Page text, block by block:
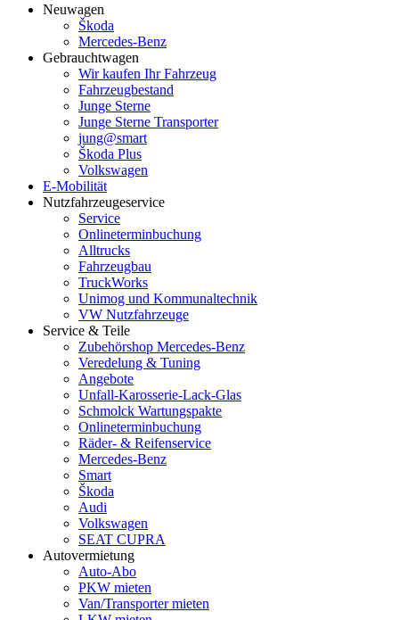
Neuwagen
Škoda
Mercedes-Benz
Gebrauchtwagen
Wir kaufen Ihr Fahrzeug
Fahrzeugbestand
Junge Sterne
Junge Sterne Transporter
jung@smart
Škoda Plus
Volkswagen
E-Mobilität
Nutzfahrzeugeservice
Service
Onlineterminbuchung
Alltrucks
Fahrzeugbau
TruckWorks
Unimog und Kommunaltechnik
VW Nutzfahrzeuge
Service & Teile
Zubehörshop Mercedes-Benz
Veredelung & Tuning
Angebote
Unfall-Karosserie-Lack-Glas
Schmolck Wartungspakte
Onlineterminbuchung
Räder- & Reifenservice
Mercedes-Benz
Smart
Škoda
Audi
Volkswagen
SEAT CUPRA
Autovermietung
Auto-Abo
PKW mieten
Van/Transporter mieten